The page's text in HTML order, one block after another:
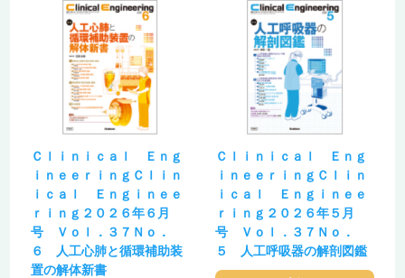
Ｃｌｉｎｉｃａｌ Ｅｎｇ
ｉｎｅｅｒｉｎｇＣｌｉｎ
ｉｃａｌ Ｅｎｇｉｎｅｅ
ｒｉｎｇ２０２６年６月
号 Ｖｏｌ．３７Ｎｏ．
６ 人工心肺と循環補助装
置の解体新書
Ｃｌｉｎｉｃａｌ Ｅｎｇ
ｉｎｅｅｒｉｎｇＣｌｉｎ
ｉｃａｌ Ｅｎｇｉｎｅｅ
ｒｉｎｇ２０２６年５月
号 Ｖｏｌ．３７Ｎｏ．
５ 人工呼吸器の解剖図鑑